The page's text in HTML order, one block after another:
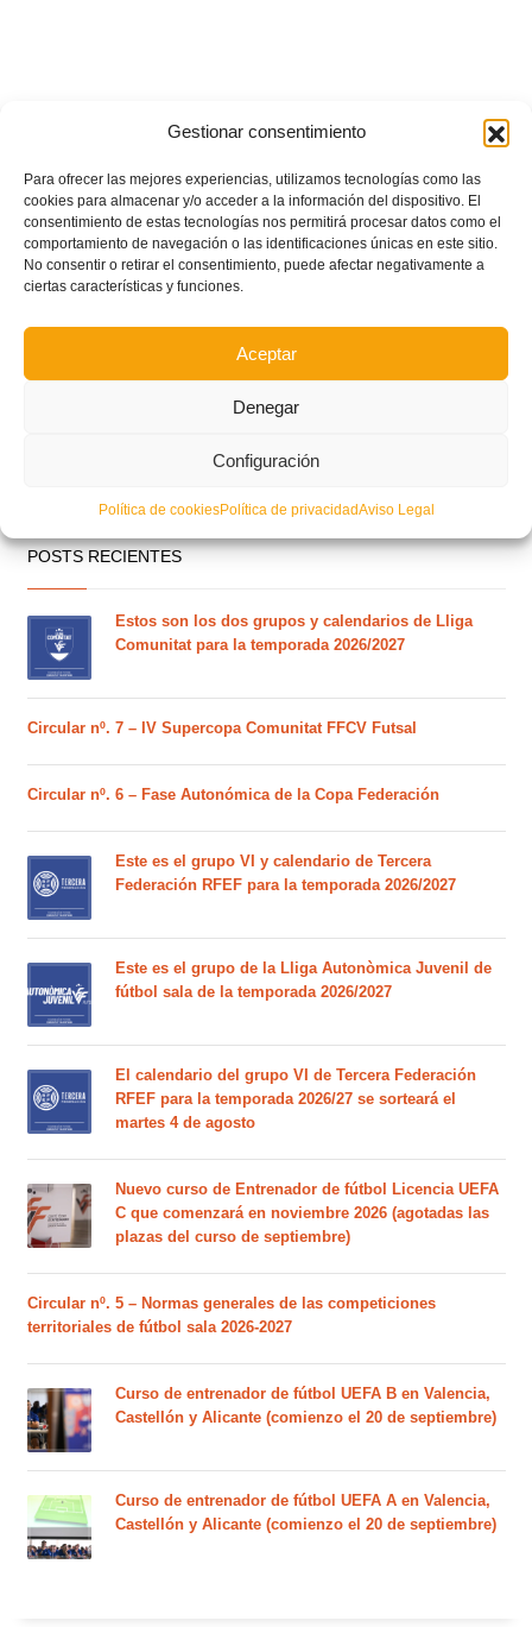
Gestionar consentimiento
Para ofrecer las mejores experiencias, utilizamos tecnologías como las
cookies para almacenar y/o acceder a la información del dispositivo. El
consentimiento de estas tecnologías nos permitirá procesar datos como el
comportamiento de navegación o las identificaciones únicas en este sitio.
No consentir o retirar el consentimiento, puede afectar negativamente a
ciertas características y funciones.
Aceptar
Denegar
Configuración
Política de cookiesPolítica de privacidadAviso Legal
POSTS RECIENTES
Estos son los dos grupos y calendarios de Lliga
Comunitat para la temporada 2026/2027
Circular nº. 7 – IV Supercopa Comunitat FFCV Futsal
Circular nº. 6 – Fase Autonómica de la Copa Federación
Este es el grupo VI y calendario de Tercera
Federación RFEF para la temporada 2026/2027
Este es el grupo de la Lliga Autonòmica Juvenil de
fútbol sala de la temporada 2026/2027
El calendario del grupo VI de Tercera Federación
RFEF para la temporada 2026/27 se sorteará el
martes 4 de agosto
Nuevo curso de Entrenador de fútbol Licencia UEFA
C que comenzará en noviembre 2026 (agotadas las
plazas del curso de septiembre)
Circular nº. 5 – Normas generales de las competiciones
territoriales de fútbol sala 2026-2027
Curso de entrenador de fútbol UEFA B en Valencia,
Castellón y Alicante (comienzo el 20 de septiembre)
Curso de entrenador de fútbol UEFA A en Valencia,
Castellón y Alicante (comienzo el 20 de septiembre)